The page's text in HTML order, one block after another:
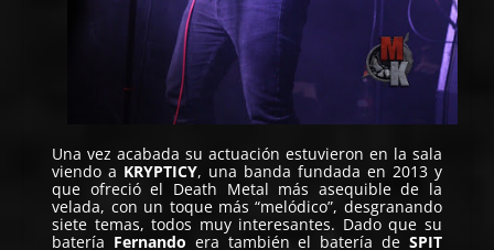
Una vez acabada su actuación estuvieron en la sala
viendo a KRYPTICY, una banda fundada en 2013 y
que ofreció el Death Metal más asequible de la
velada, con un toque más “melódico”, desgranando
siete temas, todos muy interesantes. Dado que su
batería Fernando era también el batería de SPIT